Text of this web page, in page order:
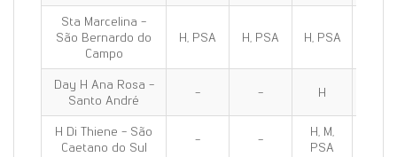
Sta Marcelina -
São Bernardo do
Campo
H, PSA H, PSA H, PSA
Day H Ana Rosa -
Santo André
- - H
H Di Thiene - São
Caetano do Sul
- -
H, M,
PSA